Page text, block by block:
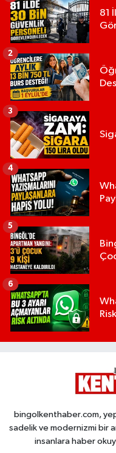
81
2
3
4
5
6
bingolkenthaber.com,
sadelik ve modernizmi bir
insanlara haber